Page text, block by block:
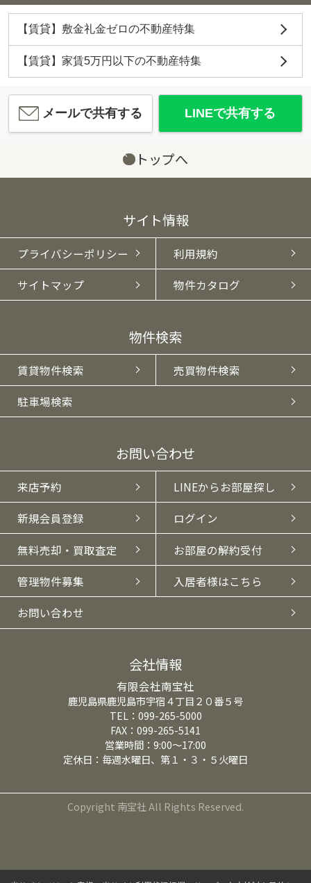
【賃貸】敷金礼金ゼロの不動産特集
【賃貸】家賃5万円以下の不動産特集
メールで共有する LINEで共有する
トップへ
サイト情報
プライバシーポリシー 利用規約
サイトマップ 物件カタログ
物件検索
賃貸物件検索 売買物件検索
駐車場検索
お問い合わせ
来店予約 LINEからお部屋探し
新規会員登録 ログイン
無料売却・買取査定 お部屋の解約受付
管理物件募集 入居者様はこちら
お問い合わせ
会社情報
有限会社南宝社
鹿児島県鹿児島市宇宿４丁目２０番５号
TEL：099-265-5000
FAX：099-265-5141
営業時間：9:00～17:00
定休日：毎週水曜日、第１・３・５火曜日
Copyright 南宝社 All Rights Reserved.